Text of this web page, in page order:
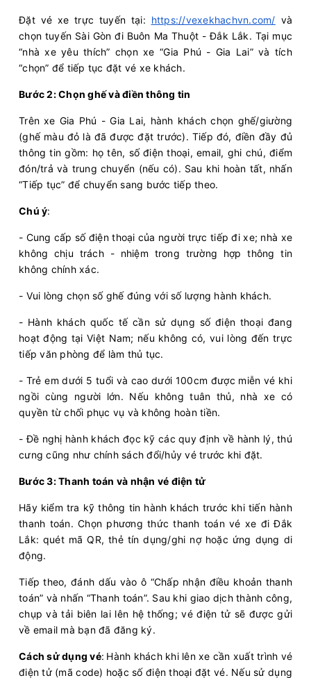
Văn Phòng Bình
Dương
Bến xe phía Nam Buôn
Ma Thuột
Tiến Oanh Limousine 22 Phòng...
11:0010/08/2026 10/0819:00(8 giờ)
Văn phòng Bình
Thạnh
Văn phòng Buôn Ma
Thuột
Giá vé:436.000 Còn trống: 17 Chọn mua
11:0010/08/2026 10/0818:55(7 giờ 55 phút)
Văn phòng Bình
Thạnh
Bến xe Phía Nam Buôn
Ma Thuột
Long Vân Limousine
Giá vé:436.000 Còn trống:17 Chọn mua
11:3010/08/2026 10/0819:25(7 giờ 55 phút)
- Dãy 6-C1
Buôn Ma Thuột
Loan Sáng Limousine 22 phòng...
Giá vé: 500.000 Còn trống:14 Chọn mua
11:3010/08/2026 10/08 20:15 (8 giờ 45 phút)
Văn Phòng Tân
Bình
Văn Phòng Buôn Ma
Tiến Oanh Giường nằm 34 chỗ
Đặt vé xe trực tuyến tại: https://vexekhachvn.com/ và
chọn tuyến Sài Gòn đi Buôn Ma Thuột - Đắk Lắk. Tại mục
“nhà xe yêu thích” chọn xe “Gia Phú - Gia Lai” và tích
“chọn” để tiếp tục đặt vé xe khách.
Bước 2: Chọn ghế và điền thông tin
Trên xe Gia Phú - Gia Lai, hành khách chọn ghế/giường
(ghế màu đỏ là đã được đặt trước). Tiếp đó, điền đầy đủ
thông tin gồm: họ tên, số điện thoại, email, ghi chú, điểm
đón/trả và trung chuyển (nếu có). Sau khi hoàn tất, nhấn
“Tiếp tục” để chuyển sang bước tiếp theo.
Chú ý:
- Cung cấp số điện thoại của người trực tiếp đi xe; nhà xe
không chịu trách - nhiệm trong trường hợp thông tin
không chính xác.
- Vui lòng chọn số ghế đúng với số lượng hành khách.
- Hành khách quốc tế cần sử dụng số điện thoại đang
hoạt động tại Việt Nam; nếu không có, vui lòng đến trực
tiếp văn phòng để làm thủ tục.
- Trẻ em dưới 5 tuổi và cao dưới 100cm được miễn vé khi
ngồi cùng người lớn. Nếu không tuân thủ, nhà xe có
quyền từ chối phục vụ và không hoàn tiền.
- Đề nghị hành khách đọc kỹ các quy định về hành lý, thú
cưng cũng như chính sách đổi/hủy vé trước khi đặt.
Bước 3: Thanh toán và nhận vé điện tử
Hãy kiểm tra kỹ thông tin hành khách trước khi tiến hành
thanh toán. Chọn phương thức thanh toán vé xe đi Đắk
Lắk: quét mã QR, thẻ tín dụng/ghi nợ hoặc ứng dụng di
động.
Tiếp theo, đánh dấu vào ô “Chấp nhận điều khoản thanh
toán” và nhấn “Thanh toán”. Sau khi giao dịch thành công,
chụp và tải biên lai lên hệ thống; vé điện tử sẽ được gửi
về email mà bạn đã đăng ký.
Cách sử dụng vé: Hành khách khi lên xe cần xuất trình vé
điện tử (mã code) hoặc số điện thoại đặt vé. Nếu sử dụng